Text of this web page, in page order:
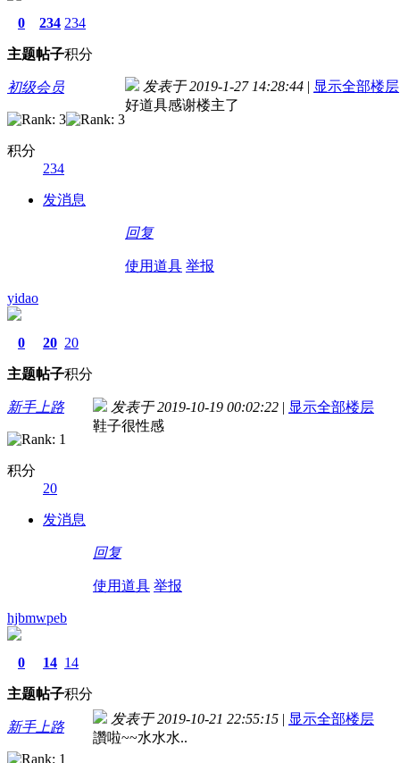
0
主题
234
帖子
234
积分
初级会员
积分
234
发消息
发表于 2019-1-27 14:28:44 | 显示全部楼层
好道具感谢楼主了
回复
使用道具 举报
yidao
0
主题
20
帖子
20
积分
新手上路
积分
20
发消息
发表于 2019-10-19 00:02:22 | 显示全部楼层
鞋子很性感
回复
使用道具 举报
hjbmwpeb
0
主题
14
帖子
14
积分
新手上路
发表于 2019-10-21 22:55:15 | 显示全部楼层
讚啦~~水水水..